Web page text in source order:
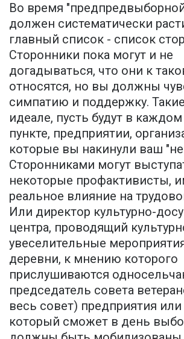
Во время
должен систематически
главный список - список
Сторонники пока могут и не
догадываться, что они к
относятся, но вы должны
симпатию и поддержку.
идеале, пусть будут в
пункте, предприятии,
которые вы накинули ваш
Сторонниками могут
некоторые профактивисты,
реальное влияние на
Или директор культурно-
центра, проводящий
увеселительные
деревни, к мнению которого
прислушиваются
председатель совета
весь совет) предприятия или
который сможет в день